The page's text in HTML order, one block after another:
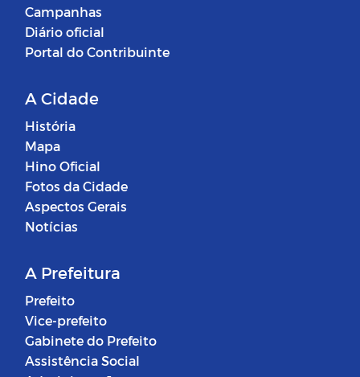
Campanhas
Diário oficial
Portal do Contribuinte
A Cidade
História
Mapa
Hino Oficial
Fotos da Cidade
Aspectos Gerais
Notícias
A Prefeitura
Prefeito
Vice-prefeito
Gabinete do Prefeito
Assistência Social